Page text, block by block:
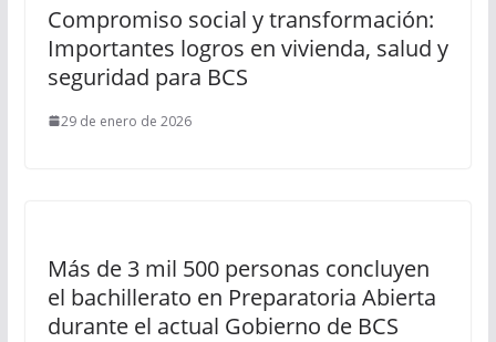
Compromiso social y transformación:
Importantes logros en vivienda, salud y
seguridad para BCS
29 de enero de 2026
Más de 3 mil 500 personas concluyen
el bachillerato en Preparatoria Abierta
durante el actual Gobierno de BCS